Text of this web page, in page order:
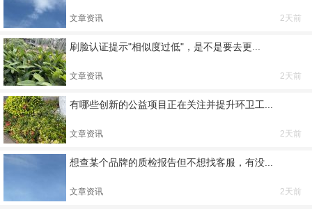
文章资讯 2天前
刷脸认证提示"相似度过低"，是不是要去更...
文章资讯 2天前
有哪些创新的公益项目正在关注并提升环卫工...
文章资讯 2天前
想查某个品牌的质检报告但不想找客服，有没...
文章资讯 2天前